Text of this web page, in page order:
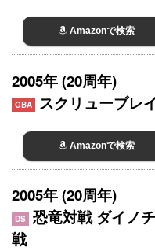
Amazonで検索
2005年 (20周年)
GBA スクリューブレ
Amazonで検索
2005年 (20周年)
DS
恐竜対戦 ダイノ
戦